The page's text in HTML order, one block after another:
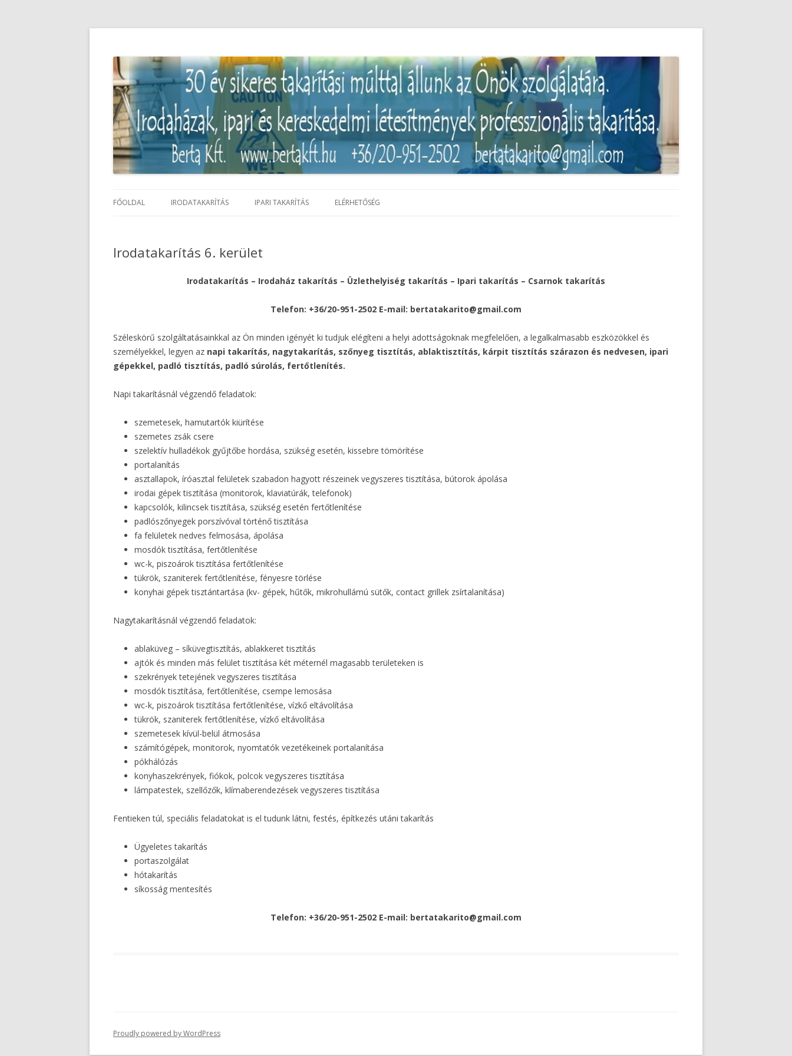
Irodatakarítás és Ipari takarítás Pest megyében
FŐOLDAL IRODATAKARÍTÁS IPARI TAKARÍTÁS ELÉRHETŐSÉG
Irodatakarítás 6. kerület
Irodatakarítás – Irodaház takarítás – Üzlethelyiség takarítás – Ipari takarítás – Csarnok takarítás
Telefon: +36/20-951-2502 E-mail: bertatakarito@gmail.com
Széleskörű szolgáltatásainkkal az Ön minden igényét ki tudjuk elégíteni a helyi adottságoknak megfelelően, a legalkalmasabb eszközökkel és
személyekkel, legyen az napi takarítás, nagytakarítás, szőnyeg tisztítás, ablaktisztítás, kárpit tisztítás szárazon és nedvesen, ipari
gépekkel, padló tisztítás, padló súrolás, fertőtlenítés.
Napi takarításnál végzendő feladatok:
szemetesek, hamutartók kiürítése
szemetes zsák csere
szelektív hulladékok gyűjtőbe hordása, szükség esetén, kissebre tömörítése
portalanítás
asztallapok, íróasztal felületek szabadon hagyott részeinek vegyszeres tisztítása, bútorok ápolása
irodai gépek tisztítása (monitorok, klaviatúrák, telefonok)
kapcsolók, kilincsek tisztítása, szükség esetén fertőtlenítése
padlószőnyegek porszívóval történő tisztítása
fa felületek nedves felmosása, ápolása
mosdók tisztítása, fertőtlenítése
wc-k, piszoárok tisztítása fertőtlenítése
tükrök, szaniterek fertőtlenítése, fényesre törlése
konyhai gépek tisztántartása (kv- gépek, hűtők, mikrohullámú sütők, contact grillek zsírtalanítása)
Nagytakarításnál végzendő feladatok:
ablaküveg – síküvegtisztítás, ablakkeret tisztítás
ajtók és minden más felület tisztítása két méternél magasabb területeken is
szekrények tetejének vegyszeres tisztítása
mosdók tisztítása, fertőtlenítése, csempe lemosása
wc-k, piszoárok tisztítása fertőtlenítése, vízkő eltávolítása
tükrök, szaniterek fertőtlenítése, vízkő eltávolítása
szemetesek kívül-belül átmosása
számítógépek, monitorok, nyomtatók vezetékeinek portalanítása
pókhálózás
konyhaszekrények, fiókok, polcok vegyszeres tisztítása
lámpatestek, szellőzők, klímaberendezések vegyszeres tisztítása
Fentieken túl, speciális feladatokat is el tudunk látni, festés, építkezés utáni takarítás
Ügyeletes takarítás
portaszolgálat
hótakarítás
síkosság mentesítés
Telefon: +36/20-951-2502 E-mail: bertatakarito@gmail.com
Proudly powered by WordPress